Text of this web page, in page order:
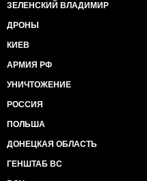
ЗЕЛЕНСКИЙ ВЛАДИМИР
ДРОНЫ
КИЕВ
АРМИЯ РФ
УНИЧТОЖЕНИЕ
РОССИЯ
ПОЛЬША
ДОНЕЦКАЯ ОБЛАСТЬ
ГЕНШТАБ ВС